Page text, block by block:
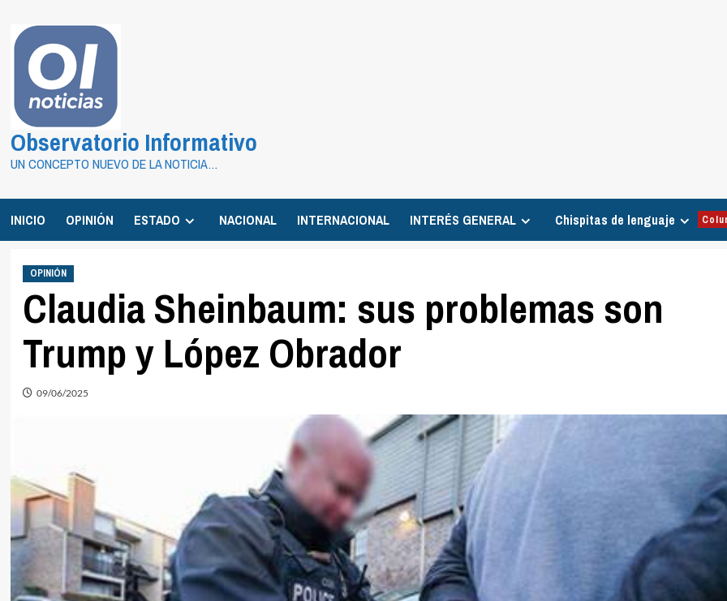
contenido
Observatorio Informativo
UN CONCEPTO NUEVO DE LA NOTICIA…
INICIO OPINIÓN ESTADO NACIONAL INTERNACIONAL INTERÉS GENERAL Chispitas de lenguaje
OPINIÓN
Claudia Sheinbaum: sus problemas son
Trump y López Obrador
09/06/2025